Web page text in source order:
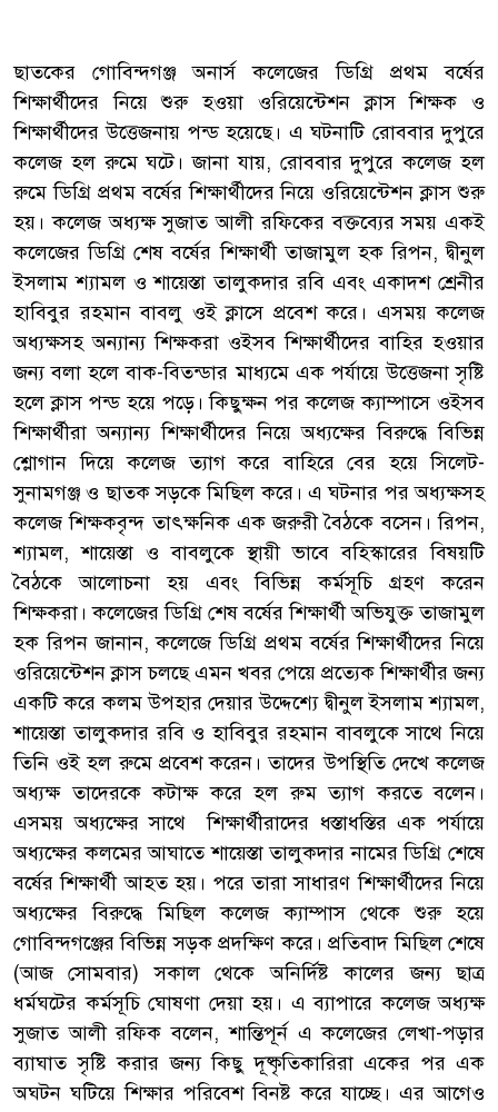
ছাতকের গোবিন্দগঞ্জ অনার্স কলেজের ডিগ্রি প্রথম বর্ষের
শিক্ষার্থীদের নিয়ে শুরু হওয়া ওরিয়েন্টেশন ক্লাস শিক্ষক ও
শিক্ষার্থীদের উত্তেজনায় পন্ড হয়েছে। এ ঘটনাটি রোববার দুপুরে
কলেজ হল রুমে ঘটে। জানা যায়, রোববার দুপুরে কলেজ হল
রুমে ডিগ্রি প্রথম বর্ষের শিক্ষার্থীদের নিয়ে ওরিয়েন্টেশন ক্লাস শুরু
হয়। কলেজ অধ্যক্ষ সুজাত আলী রফিকের বক্তব্যের সময় একই
কলেজের ডিগ্রি শেষ বর্ষের শিক্ষার্থী তাজামুল হক রিপন, দ্বীনুল
ইসলাম শ্যামল ও শায়েস্তা তালুকদার রবি এবং একাদশ শ্রেনীর
হাবিবুর রহমান বাবলু ওই ক্লাসে প্রবেশ করে। এসময় কলেজ
অধ্যক্ষসহ অন্যান্য শিক্ষকরা ওইসব শিক্ষার্থীদের বাহির হওয়ার
জন্য বলা হলে বাক-বিতন্ডার মাধ্যমে এক পর্যায়ে উত্তেজনা সৃষ্টি
হলে ক্লাস পন্ড হয়ে পড়ে। কিছুক্ষন পর কলেজ ক্যাম্পাসে ওইসব
শিক্ষার্থীরা অন্যান্য শিক্ষার্থীদের নিয়ে অধ্যক্ষের বিরুদ্ধে বিভিন্ন
শ্লোগান দিয়ে কলেজ ত্যাগ করে বাহিরে বের হয়ে সিলেট-
সুনামগঞ্জ ও ছাতক সড়কে মিছিল করে। এ ঘটনার পর অধ্যক্ষসহ
কলেজ শিক্ষকবৃন্দ তাৎক্ষনিক এক জরুরী বৈঠকে বসেন। রিপন,
শ্যামল, শায়েস্তা ও বাবলুকে স্থায়ী ভাবে বহিস্কারের বিষয়টি
বৈঠকে আলোচনা হয় এবং বিভিন্ন কর্মসূচি গ্রহণ করেন
শিক্ষকরা। কলেজের ডিগ্রি শেষ বর্ষের শিক্ষার্থী অভিযুক্ত তাজামুল
হক রিপন জানান, কলেজে ডিগ্রি প্রথম বর্ষের শিক্ষার্থীদের নিয়ে
ওরিয়েন্টেশন ক্লাস চলছে এমন খবর পেয়ে প্রত্যেক শিক্ষার্থীর জন্য
একটি করে কলম উপহার দেয়ার উদ্দেশ্যে দ্বীনুল ইসলাম শ্যামল,
শায়েস্তা তালুকদার রবি ও হাবিবুর রহমান বাবলুকে সাথে নিয়ে
তিনি ওই হল রুমে প্রবেশ করেন। তাদের উপস্থিতি দেখে কলেজ
অধ্যক্ষ তাদেরকে কটাক্ষ করে হল রুম ত্যাগ করতে বলেন।
এসময় অধ্যক্ষের সাথে শিক্ষার্থীরাদের ধস্তাধস্তির এক পর্যায়ে
অধ্যক্ষের কলমের আঘাতে শায়েস্তা তালুকদার নামের ডিগ্রি শেষে
বর্ষের শিক্ষার্থী আহত হয়। পরে তারা সাধারণ শিক্ষার্থীদের নিয়ে
অধ্যক্ষের বিরুদ্ধে মিছিল কলেজ ক্যাম্পাস থেকে শুরু হয়ে
গোবিন্দগঞ্জের বিভিন্ন সড়ক প্রদক্ষিণ করে। প্রতিবাদ মিছিল শেষে
(আজ সোমবার) সকাল থেকে অনির্দিষ্ট কালের জন্য ছাত্র
ধর্মঘটের কর্মসূচি ঘোষণা দেয়া হয়। এ ব্যাপারে কলেজ অধ্যক্ষ
সুজাত আলী রফিক বলেন, শান্তিপূর্ন এ কলেজের লেখা-পড়ার
ব্যাঘাত সৃষ্টি করার জন্য কিছু দূষ্কৃতিকারিরা একের পর এক
অঘটন ঘটিয়ে শিক্ষার পরিবেশ বিনষ্ট করে যাচ্ছে। এর আগেও